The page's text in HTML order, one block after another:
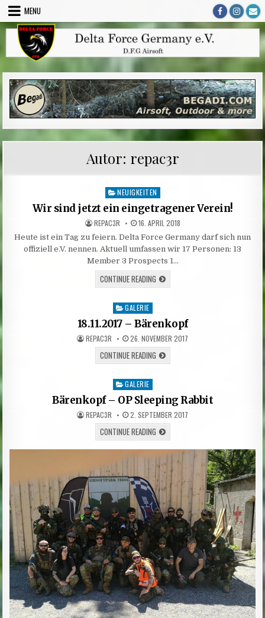
Skip
content
MENU
Autor: repac3r
Posted
in
NEUIGKEITEN
Wir sind jetzt ein eingetragener Verein!
AUTHOR:
REPAC3R PUBLISHED
16. APRIL 2018
Heute ist ein Tag zu feiern. Delta Force Germany darf sich nun
offiziell e.V. nennen. Aktuell umfassen wir 17 Personen: 13
Member 3 Prospects 1…
CONTINUE READINGWIR
SIND
VEREIN!
Posted
in
GALERIE
18.11.2017 – Bärenkopf
AUTHOR:
REPAC3R PUBLISHED
DATE:
26. NOVEMBER 2017
CONTINUE READING18.11.2017
–
Posted
in
GALERIE
Bärenkopf – OP Sleeping Rabbit
AUTHOR:
REPAC3R PUBLISHED
DATE:
2. SEPTEMBER 2017
CONTINUE READINGBÄRENKOPF
–
OP
SLEEPING
RABBIT